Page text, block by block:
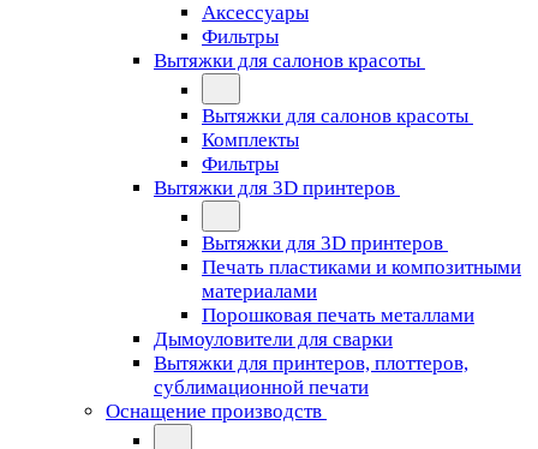
Аксессуары
Фильтры
Вытяжки для салонов красоты
Вытяжки для салонов красоты
Комплекты
Фильтры
Вытяжки для 3D принтеров
Вытяжки для 3D принтеров
Печать пластиками и композитными
материалами
Порошковая печать металлами
Дымоуловители для сварки
Вытяжки для принтеров, плоттеров,
сублимационной печати
Оснащение производств